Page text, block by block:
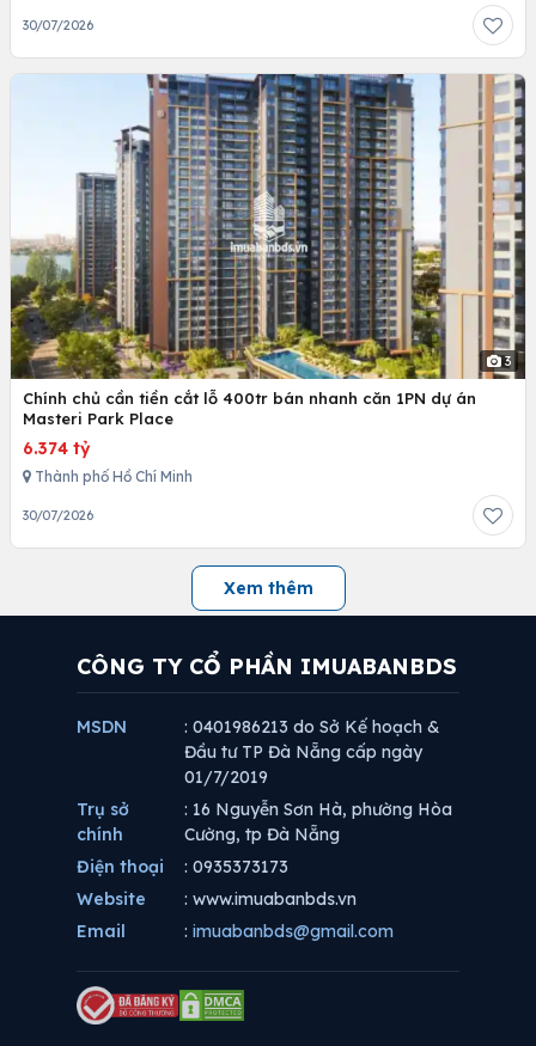
30/07/2026
3
Chính chủ cần tiền cắt lỗ 400tr bán nhanh căn 1PN dự án
Masteri Park Place
6.374 tỷ
Thành phố Hồ Chí Minh
30/07/2026
Xem thêm
CÔNG TY CỔ PHẦN IMUABANBDS
MSDN
: 0401986213 do Sở Kế hoạch &
Đầu tư TP Đà Nẵng cấp ngày
01/7/2019
Trụ sở
chính
: 16 Nguyễn Sơn Hà, phường Hòa
Cường, tp Đà Nẵng
Điện thoại
: 0935373173
Website
: www.imuabanbds.vn
Email
: imuabanbds@gmail.com